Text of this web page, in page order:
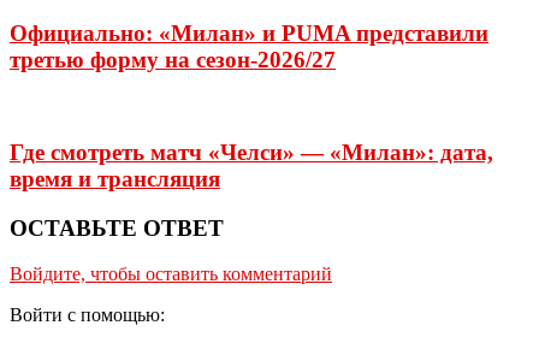
Официально: «Милан» и PUMA представили
третью форму на сезон-2026/27
Где смотреть матч «Челси» — «Милан»: дата,
время и трансляция
ОСТАВЬТЕ ОТВЕТ
Войдите, чтобы оставить комментарий
Войти с помощью: